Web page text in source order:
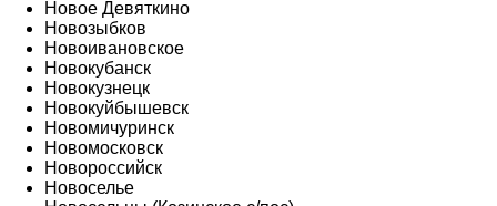
Новое Девяткино
Новозыбков
Новоивановское
Новокубанск
Новокузнецк
Новокуйбышевск
Новомичуринск
Новомосковск
Новороссийск
Новоселье